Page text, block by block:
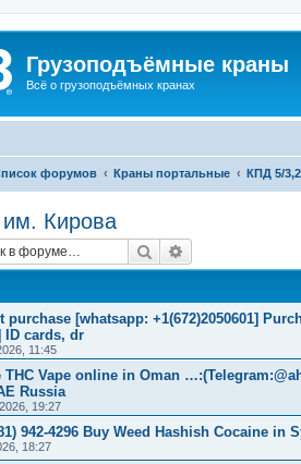
Грузоподъёмные краны
Всё о грузоподъёмных кранах
форумов Краны портальные КПД 5/
Кирова
Поиск
[whatsapp: +1(672)2050601]
ID cards, dr
11:45
THC Vape online in Oman
Russia
19:27
942-4296 Buy Weed Hashish Cocaine in
18:27